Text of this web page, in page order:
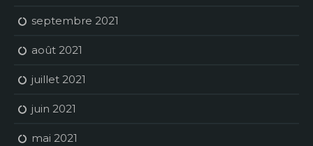
septembre 2021
août 2021
juillet 2021
juin 2021
mai 2021